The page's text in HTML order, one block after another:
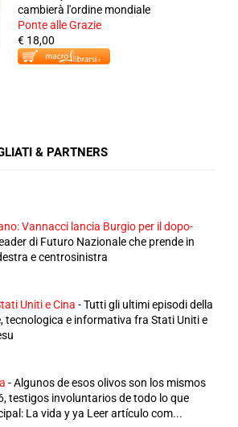
cambierà l'ordine mondiale
Ponte alle Grazie
€ 18,00
& PARTNERS
Vannacci lancia Burgio per il dopo-
di Futuro Nazionale che prende in
e centrosinistra
Uniti e Cina -Tutti gli ultimi episodi della
tecnologica e informativa fra Stati Uniti e
-Algunos de esos olivos son los mismos
testigos involuntarios de todo lo que
La vida y ya Leer artículo com...